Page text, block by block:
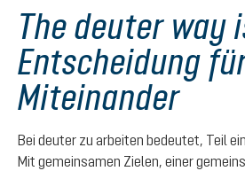
The deuter way
Entscheidung
Miteinander
Bei deuter zu arbeiten bedeutet, Teil
Mit gemeinsamen Zielen, einer